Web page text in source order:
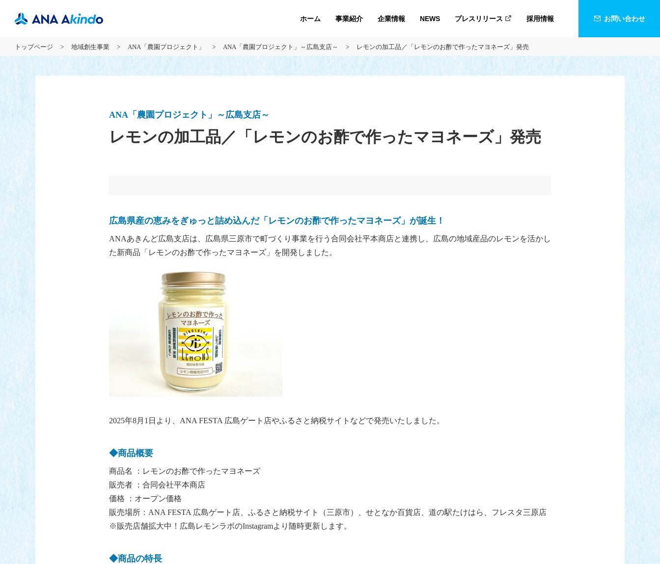
ホーム 事業紹介 企業情報 NEWS プレスリリース 採用情報 お問い合わせ
トップページ 地域創生事業 ANA「農園プロジェクト」 ANA「農園プロジェクト」～広島支店～ レモンの加工品／「レモンのお酢で作ったマヨネーズ」発売
ANA「農園プロジェクト」～広島支店～
レモンの加工品／「レモンのお酢で作ったマヨネーズ」発売
広島県産の恵みをぎゅっと詰め込んだ「レモンのお酢で作ったマヨネーズ」が誕生！
ANAあきんど広島支店は、広島県三原市で町づくり事業を行う合同会社平本商店と連携し、広島の地域産品のレモンを活かし
た新商品「レモンのお酢で作ったマヨネーズ」を開発しました。
2025年8月1日より、ANA FESTA 広島ゲート店やふるさと納税サイトなどで発売いたしました。
◆商品概要
商品名 ：レモンのお酢で作ったマヨネーズ
販売者 ：合同会社平本商店
価格 ：オープン価格
販売場所：ANA FESTA 広島ゲート店、ふるさと納税サイト（三原市）、せとなか百貨店、道の駅たけはら、フレスタ三原店
※販売店舗拡大中！広島レモンラボのInstagramより随時更新します。
◆商品の特長